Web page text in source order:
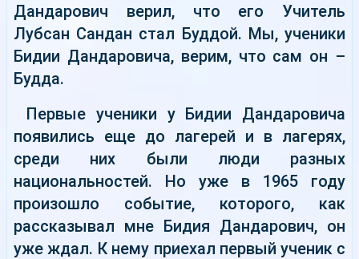
Дандарович верил, что его Учитель
Лубсан Сандан стал Буддой. Мы, ученики
Бидии Дандаровича, верим, что сам он –
Будда.
Первые ученики у Бидии Дандаровича
появились еще до лагерей и в лагерях,
среди них были люди разных
национальностей. Но уже в 1965 году
произошло событие, которого, как
рассказывал мне Бидия Дандарович, он
уже ждал. К нему приехал первый ученик с